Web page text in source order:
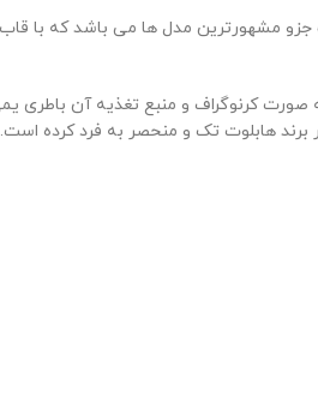
جزو مشهورترین مدل ها می باشد که با
صورت کرنوگراف و منبع تغذیه آن
هابلوت تک و منحصر به فرد کرده است.